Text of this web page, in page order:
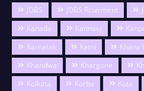
JOBS
JOBS Rcuirment
Kanada
Kannauj
Karnatak
katni Khana
Khandwa
Khargone
Kolkata
Korba Kota